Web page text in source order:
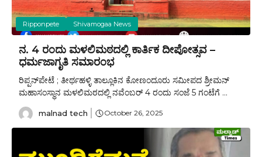
Ripponpete Shivamogaa News
ನ. 4 ರಂದು ಮಳಲಿಮಠದಲ್ಲಿ ಕಾರ್ತಿಕ ದೀಪೋತ್ಸವ –
ಧರ್ಮಜಾಗೃತಿ ಸಮಾರಂಭ
ರಿಪ್ಪನ್‌ಪೇಟೆ ; ತೀರ್ಥಹಳ್ಳಿ ತಾಲ್ಲೂಕಿನ ಕೋಣಂದೂರು ಸಮೀಪದ ಶ್ರೀಮನ್
ಮಹಾಸಂಸ್ಥಾನ ಮಳಲಿಮಠದಲ್ಲಿ ನವೆಂಬರ್ 4 ರಂದು ಸಂಜೆ 5 ಗಂಟೆಗೆ ...
malnad tech October 26, 2025